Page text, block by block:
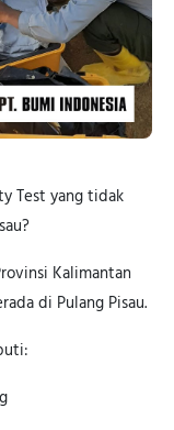
Test yang tidak
Kalimantan
di Pulang Pisau.